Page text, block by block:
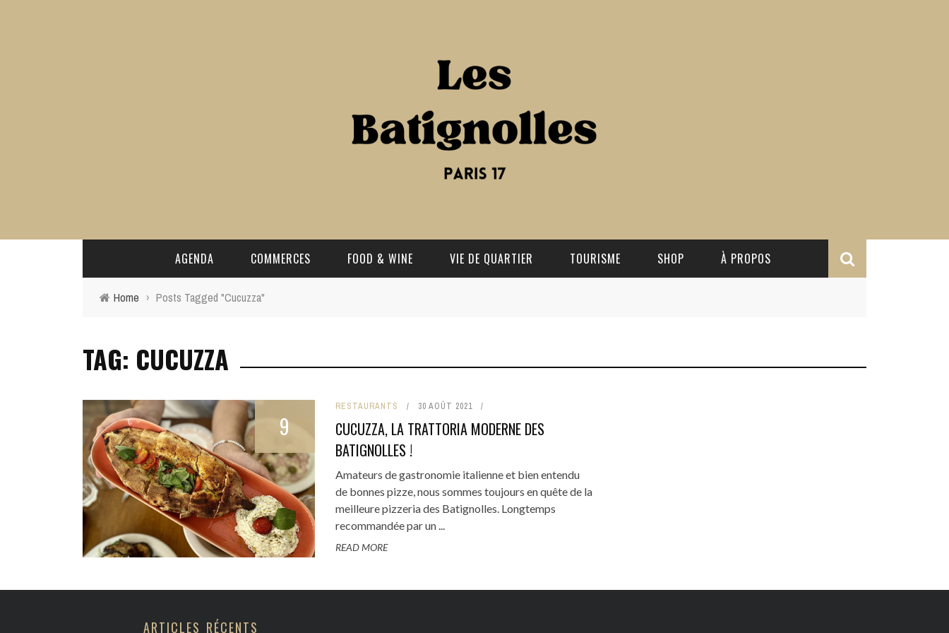
AGENDA COMMERCES
CULTURE & LOISIRS
FOOD & WINE
RESTAURANTS
COMMERCE DE BOUCHE
VIE DE QUARTIER
FAMILLE
CÔTÉ VOISINS
TOURISME SHOP À PROPOS
Home › Posts Tagged "Cucuzza"
TAG: CUCUZZA
9
RESTAURANTS 30 AOÛT 2021
CUCUZZA, LA TRATTORIA MODERNE DES
BATIGNOLLES !
Amateurs de gastronomie italienne et bien entendu
de bonnes pizze, nous sommes toujours en quête de la
meilleure pizzeria des Batignolles. Longtemps
recommandée par un ...
READ MORE
ARTICLES RÉCENTS